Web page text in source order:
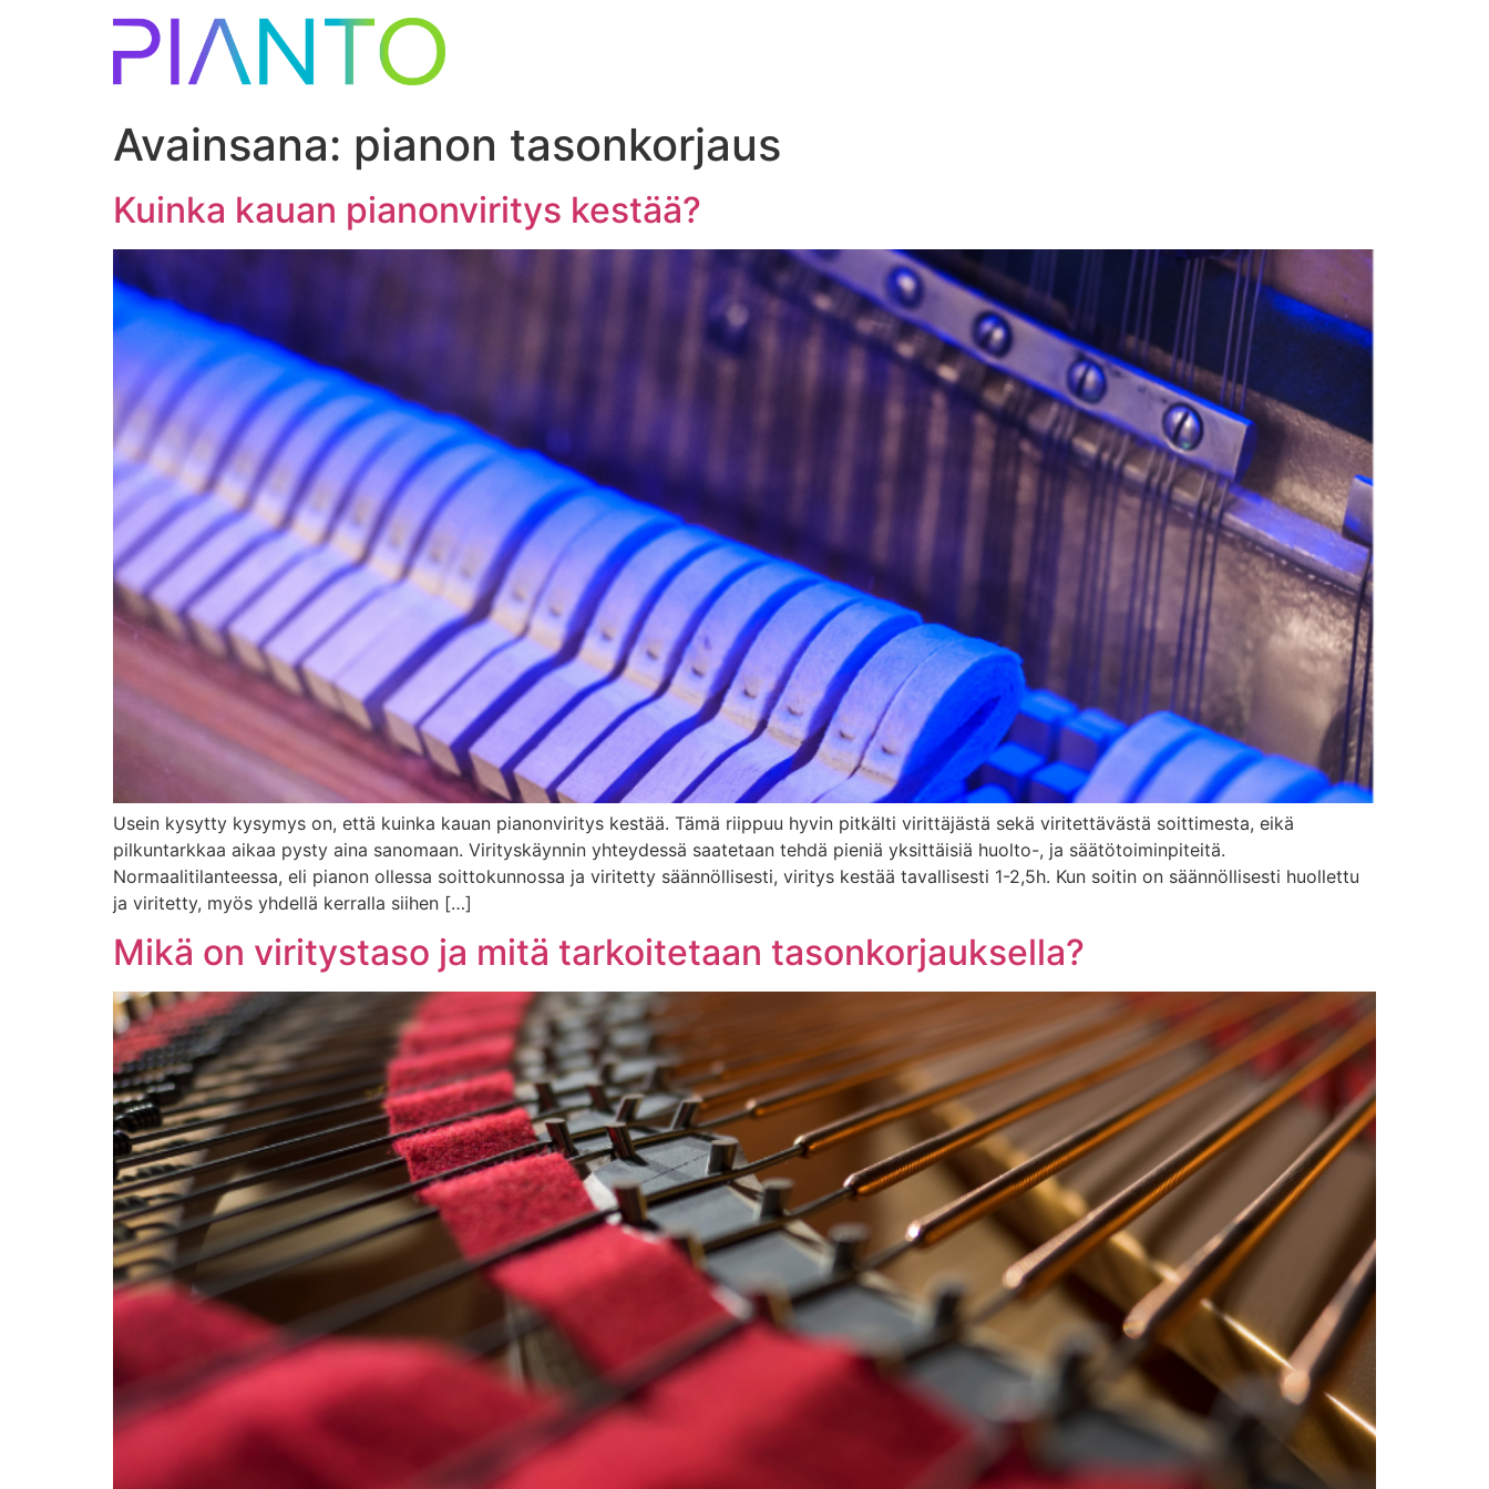
Avainsana: pianon tasonkorjaus
Kuinka kauan pianonviritys kestää?
Usein kysytty kysymys on, että kuinka kauan pianonviritys kestää. Tämä riippuu hyvin pitkälti virittäjästä sekä viritettävästä soittimesta, eikä
pilkuntarkkaa aikaa pysty aina sanomaan. Virityskäynnin yhteydessä saatetaan tehdä pieniä yksittäisiä huolto-, ja säätötoiminpiteitä.
Normaalitilanteessa, eli pianon ollessa soittokunnossa ja viritetty säännöllisesti, viritys kestää tavallisesti 1-2,5h. Kun soitin on säännöllisesti huollettu
ja viritetty, myös yhdellä kerralla siihen […]
Mikä on viritystaso ja mitä tarkoitetaan tasonkorjauksella?